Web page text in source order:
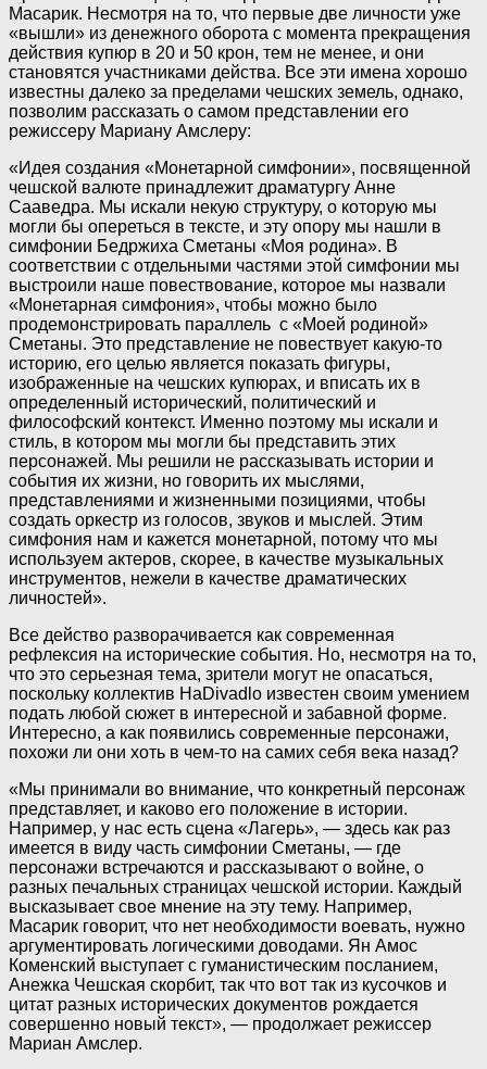
Масарик. Несмотря на то, что первые две личности уже
«вышли» из денежного оборота с момента прекращения
действия купюр в 20 и 50 крон, тем не менее, и они
становятся участниками действа. Все эти имена хорошо
известны далеко за пределами чешских земель, однако,
позволим рассказать о самом представлении его
режиссеру Мариану Амслеру:
«Идея создания «Монетарной симфонии», посвященной
чешской валюте принадлежит драматургу Анне
Сааведра. Мы искали некую структуру, о которую мы
могли бы опереться в тексте, и эту опору мы нашли в
симфонии Бедржиха Сметаны «Моя родина». В
соответствии с отдельными частями этой симфонии мы
выстроили наше повествование, которое мы назвали
«Монетарная симфония», чтобы можно было
продемонстрировать параллель с «Моей родиной»
Сметаны. Это представление не повествует какую-то
историю, его целью является показать фигуры,
изображенные на чешских купюрах, и вписать их в
определенный исторический, политический и
философский контекст. Именно поэтому мы искали и
стиль, в котором мы могли бы представить этих
персонажей. Мы решили не рассказывать истории и
события их жизни, но говорить их мыслями,
представлениями и жизненными позициями, чтобы
создать оркестр из голосов, звуков и мыслей. Этим
симфония нам и кажется монетарной, потому что мы
используем актеров, скорее, в качестве музыкальных
инструментов, нежели в качестве драматических
личностей».
Все действо разворачивается как современная
рефлексия на исторические события. Но, несмотря на то,
что это серьезная тема, зрители могут не опасаться,
поскольку коллектив HaDivadlo известен своим умением
подать любой сюжет в интересной и забавной форме.
Интересно, а как появились современные персонажи,
похожи ли они хоть в чем-то на самих себя века назад?
«Мы принимали во внимание, что конкретный персонаж
представляет, и каково его положение в истории.
Например, у нас есть сцена «Лагерь», — здесь как раз
имеется в виду часть симфонии Сметаны, — где
персонажи встречаются и рассказывают о войне, о
разных печальных страницах чешской истории. Каждый
высказывает свое мнение на эту тему. Например,
Масарик говорит, что нет необходимости воевать, нужно
аргументировать логическими доводами. Ян Амос
Коменский выступает с гуманистическим посланием,
Анежка Чешская скорбит, так что вот так из кусочков и
цитат разных исторических документов рождается
совершенно новый текст», — продолжает режиссер
Мариан Амслер.